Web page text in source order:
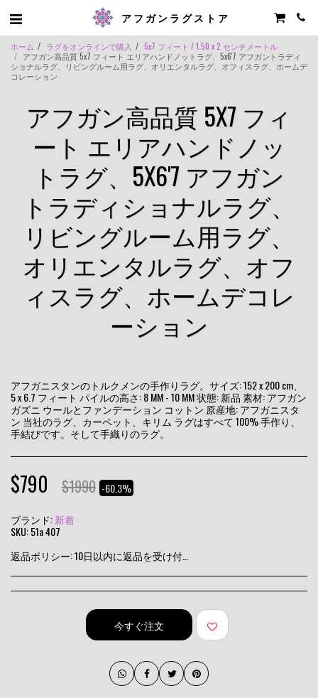
アフガンラグストア
ホーム ラグをオンラインで購入
5x7 フィート / 1.50 x 2 センチメートル
アフガン高品質 5x7 フィート エリアハンドノットラグ、5x6'7 アフガントラディ
ショナルラグ、リビングルーム用ラグ、オリエンタルラグ、オフィスラグ、ホームデ
コレーション
アフガン高品質 5X7 フィ
ート エリアハンドノッ
トラグ、5X6'7 アフガン
トラディショナルラグ、
リビングルーム用ラグ、
オリエンタルラグ、オフ
ィスラグ、ホームデコレ
ーション
アフガニスタンのトルクメンの手作りラグ。サイズ: 152 x 200 cm、
5 x 6.7 フィート パイルの高さ: 8 MM - 10 MM 状態: 新品 素材: アフガン
ガズニ ウールとファンデーション コットン 原産地: アフガニスタ
ン 当社のラグ、カーペット、キリム ラグはすべて 100% 手作り、
手結びです。そして手織りのラグ。
$790 $1990 -60.3%
ブランド:新着
SKU:51a 407
返品ポリシー:10日以内に返品を受け付けます
今すぐ注文